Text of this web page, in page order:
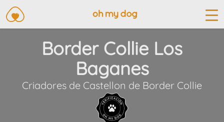
Border Collie Los
Baganes
Criadores de Castellon de Border Collie